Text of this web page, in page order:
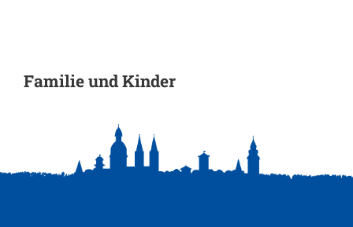
Familie und Kinder